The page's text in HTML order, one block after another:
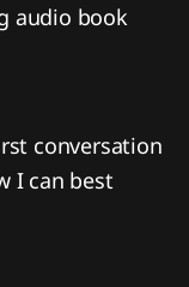
audio book
conversation
I can best